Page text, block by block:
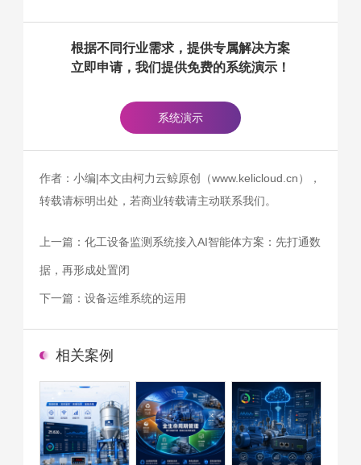
根据不同行业需求，提供专属解决方案
立即申请，我们提供免费的系统演示！
系统演示
作者：小编|本文由柯力云鲸原创（www.kelicloud.cn），
转载请标明出处，若商业转载请主动联系我们。
上一篇： 化工设备监测系统接入AI智能体方案：先打通数
据，再形成处置闭
下一篇： 设备运维系统的运用
相关案例